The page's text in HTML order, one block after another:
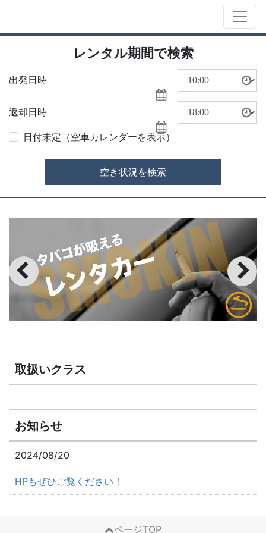
レンタル期間で検索
出発日時
返却日時
日付未定（空車カレンダーを表示）
空き状況を検索
取扱いクラス
お知らせ
2024/08/20
HPもぜひご覧ください！
ページTOP